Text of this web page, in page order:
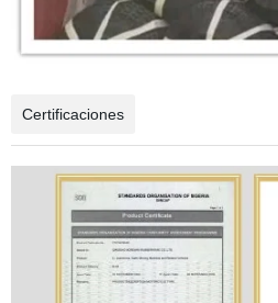
Certificaciones